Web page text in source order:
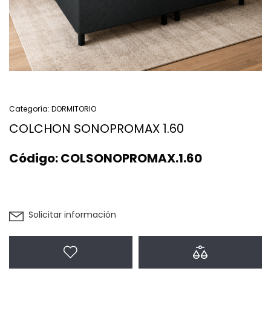
Categoría: DORMITORIO
COLCHON SONOPROMAX 1.60
Código:COLSONOPROMAX.1.60
Solicitar información